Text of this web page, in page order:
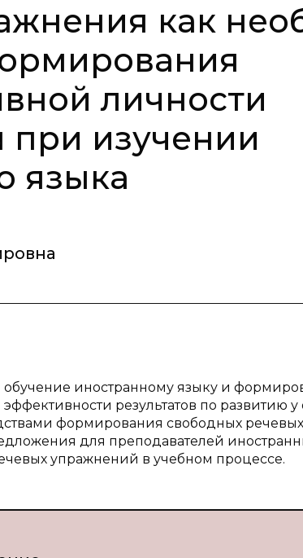
как
личности
при изучении
языка
обучение иностранному языку и
результатов по развитию
формирования свободных речевых
для преподавателей
упражнений в учебном процессе.